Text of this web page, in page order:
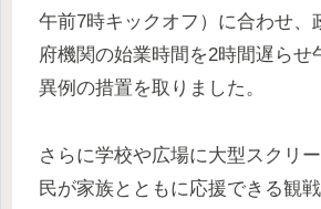
午前7時キックオフ）に合わせ、
府機関の始業時間を2時間遅らせ
異例の措置を取りました。
さらに学校や広場に大型スクリ
民が家族とともに応援できる観